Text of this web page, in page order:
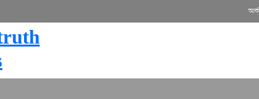
মাগুরায়